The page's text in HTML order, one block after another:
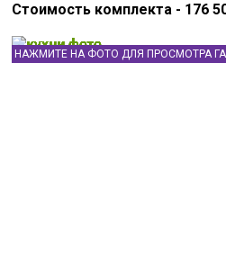
Стоимость комплекта - 176
НАЖМИТЕ НА ФОТО ДЛЯ ПРОСМОТРА